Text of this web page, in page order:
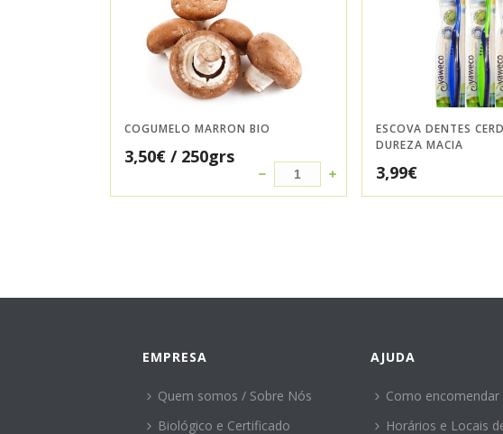
COGUMELO MARRON BIO
3,50€ / 250grs
ESCOVA DENTES
DUREZA MACIA
3,99€
EMPRESA
Quem somos / Sobre Nós
Biológico e Certificado
AJUDA
Como encomendar
Horários e Locais